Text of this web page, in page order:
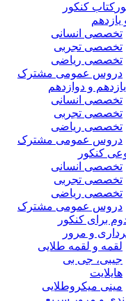
کتاب کنکور
تخصصی انسانی
تخصصی تجربی
تخصصی ریاضی
دروس عمومی مشترک
و دوازدهم
تخصصی انسانی
تخصصی تجربی
تخصصی ریاضی
دروس عمومی مشترک
کنکور
تخصصی انسانی
تخصصی تجربی
تخصصی ریاضی
دروس عمومی مشترک
برای کنکور
و مرور
لقمه و لقمه طلایی
جیبی، جی بی
هایلایت
مینی میکروطلایی